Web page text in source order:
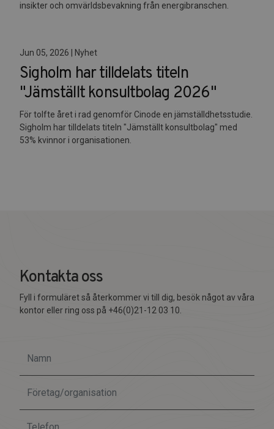
insikter och omvärldsbevakning från energibranschen.
Jun 05, 2026 | Nyhet
Sigholm har tilldelats titeln
"Jämställt konsultbolag 2026"
För tolfte året i rad genomför Cinode en jämställdhetsstudie.
Sigholm har tilldelats titeln "Jämställt konsultbolag" med
53% kvinnor i organisationen.
Kontakta oss
Fyll i formuläret så återkommer vi till dig, besök något av våra
kontor eller ring oss på +46(0)21-12 03 10.